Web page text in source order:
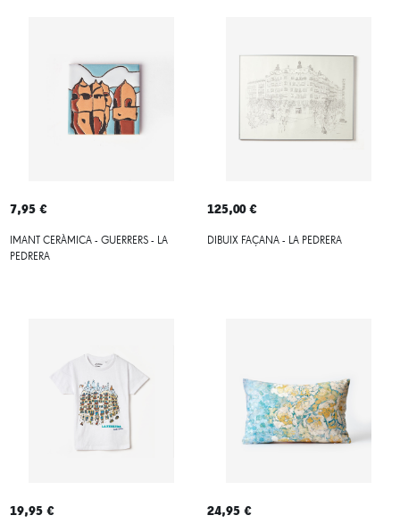
7,95 €
IMANT CERÀMICA - GUERRERS - LA
PEDRERA
125,00 €
DIBUIX FAÇANA - LA PEDRERA
19,95 € 24,95 €